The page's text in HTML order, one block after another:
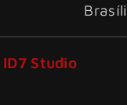
ID7 Studio